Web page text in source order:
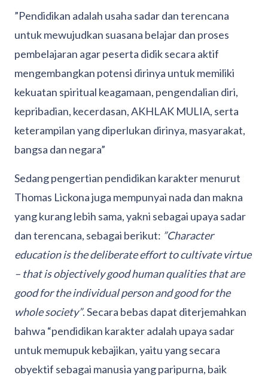
”Pendidikan adalah usaha sadar dan terencana
untuk mewujudkan suasana belajar dan proses
pembelajaran agar peserta didik secara aktif
mengembangkan potensi dirinya untuk memiliki
kekuatan spiritual keagamaan, pengendalian diri,
kepribadian, kecerdasan, AKHLAK MULIA, serta
keterampilan yang diperlukan dirinya, masyarakat,
bangsa dan negara”
Sedang pengertian pendidikan karakter menurut
Thomas Lickona juga mempunyai nada dan makna
yang kurang lebih sama, yakni sebagai upaya sadar
dan terencana, sebagai berikut: ”Character
education is the deliberate effort to cultivate virtue
– that is objectively good human qualities that are
good for the individual person and good for the
whole society”. Secara bebas dapat diterjemahkan
bahwa “pendidikan karakter adalah upaya sadar
untuk memupuk kebajikan, yaitu yang secara
obyektif sebagai manusia yang paripurna, baik